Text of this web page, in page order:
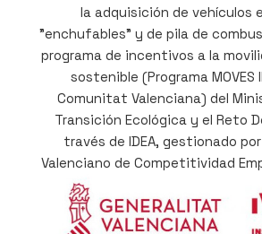
la adquisición de vehículos
"enchufables" y de pila de
programa de incentivos a la
sostenible (Programa MOVES
Comunitat Valenciana) del
Transición Ecológica y el Reto
través de IDEA, gestionado
Valenciano de Competitividad